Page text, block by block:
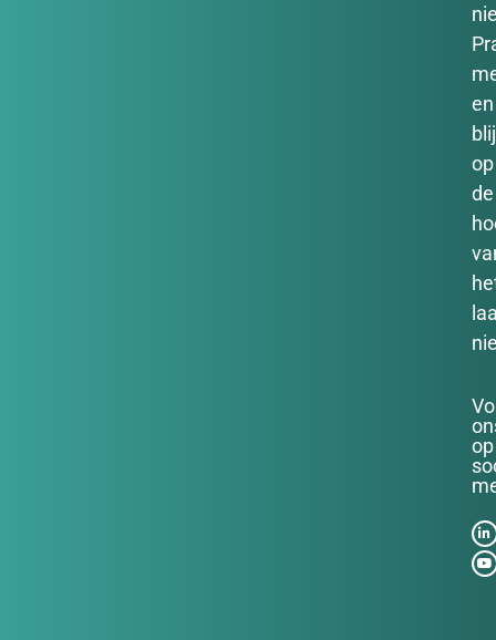
en
op
de
op